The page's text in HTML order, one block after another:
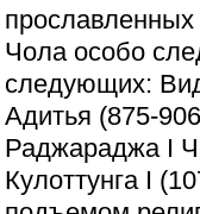
Чола особо
следующих:
Адитья (875-
Раджараджа I
Кулоттунга I